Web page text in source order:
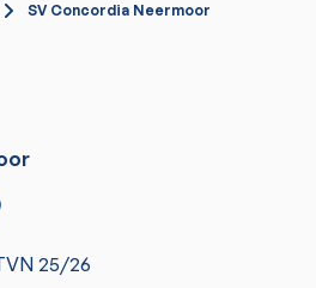
SV Concordia Neermoor
25/26